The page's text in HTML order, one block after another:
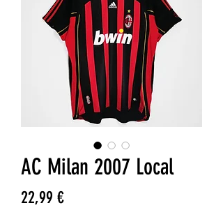
AC Milan 2007 Local
22,99 €Precio